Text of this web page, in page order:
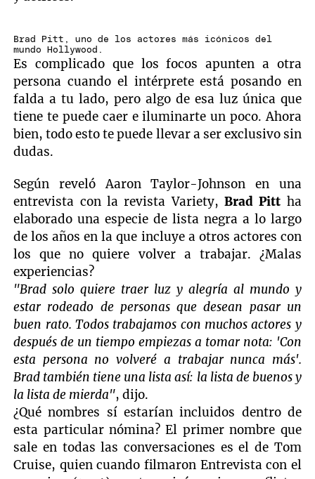
Brad Pitt, uno de los actores más icónicos del
mundo Hollywood.
Es complicado que los focos apunten a otra
persona cuando el intérprete está posando en
falda a tu lado, pero algo de esa luz única que
tiene te puede caer e iluminarte un poco. Ahora
bien, todo esto te puede llevar a ser exclusivo sin
dudas.
Según reveló Aaron Taylor-Johnson en una
entrevista con la revista Variety,Brad Pitt ha
elaborado una especie de lista negra a lo largo
de los años en la que incluye a otros actores con
los que no quiere volver a trabajar. ¿Malas
experiencias?
"Brad solo quiere traer luz y alegría al mundo y
estar rodeado de personas que desean pasar un
buen rato. Todos trabajamos con muchos actores y
después de un tiempo empiezas a tomar nota: 'Con
esta persona no volveré a trabajar nunca más'.
Brad también tiene una lista así: la lista de buenos y
la lista de mierda", dijo.
¿Qué nombres sí estarían incluidos dentro de
esta particular nómina? El primer nombre que
sale en todas las conversaciones es el de Tom
Cruise, quien cuando filmaron Entrevista con el